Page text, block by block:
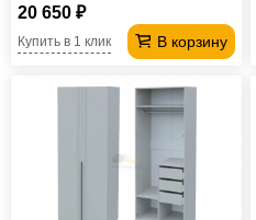
20 650 ₽
В корзину
Купить в 1 клик